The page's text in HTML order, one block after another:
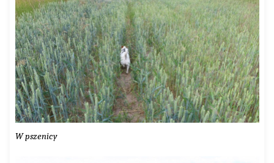
W pszenicy